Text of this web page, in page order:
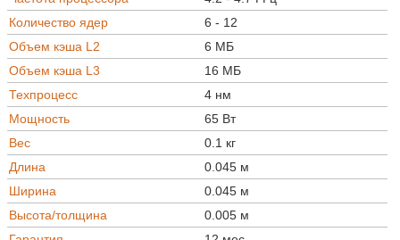
Количество ядер
6 - 12
Объем кэша L2
6 МБ
Объем кэша L3
16 МБ
Техпроцесс
4 нм
Мощность
65 Вт
Вес
0.1 кг
Длина
0.045 м
Ширина
0.045 м
Высота/толщина
0.005 м